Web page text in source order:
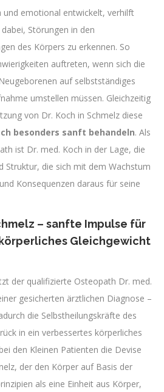
und emotional entwickelt, verhilft
Störungen in den
des Körpers zu erkennen. So
auftreten, wenn sich die
auf selbstständiges
umstellen müssen. Gleichzeitig
von Dr. Koch in Schmelz diese
besonders sanft behandeln. Als
ist Dr. med. Koch in der Lage, die
Struktur, die sich mit dem Wachstum
Konsequenzen daraus für seine
– sanfte Impulse für
Gleichgewicht
der qualifizierte Osteopath Dr. med.
gesicherten ärztlichen Diagnose –
die Selbstheilungskräfte des
in ein verbessertes körperliches
den Kleinen Patienten die Devise
der den Körper auf Basis der
als eine Einheit aus Körper,